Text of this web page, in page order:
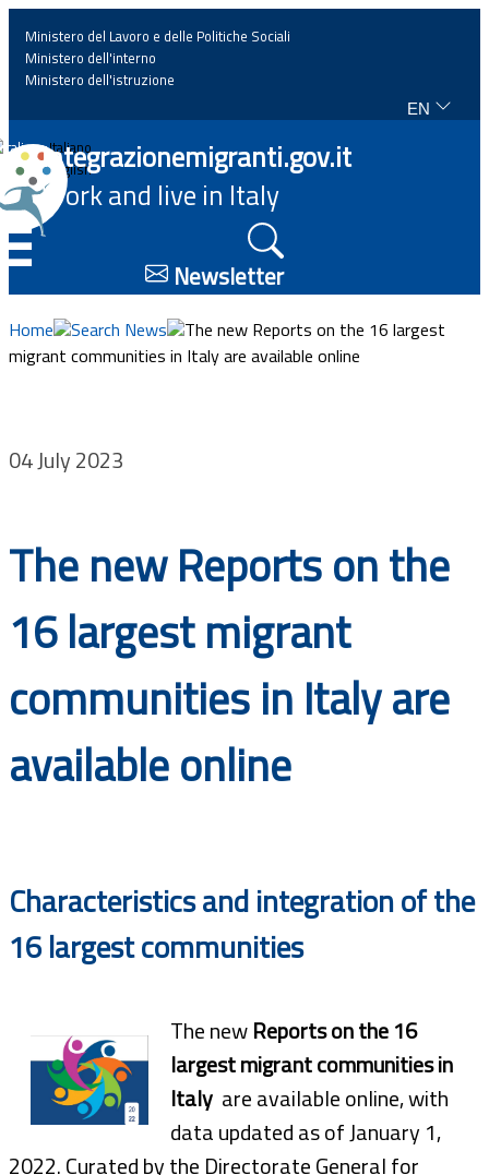
Home
News
Highlights
Events
Projects
Ministero del Lavoro e delle Politiche Sociali
Ministero dell'interno
Ministero dell'istruzione
EN
Italiano
English
Integrazionemigranti.gov.it
Work and live in Italy
Newsletter
Home Search News
The new Reports on the 16 largest
migrant communities in Italy are available online
04 July 2023
The new Reports on the
16 largest migrant
communities in Italy are
available online
Characteristics and integration of the
16 largest communities
The newReports on the 16
largest migrant communities in
Italy are available online, with
data updated as of January 1,
2022. Curated by the Directorate General for